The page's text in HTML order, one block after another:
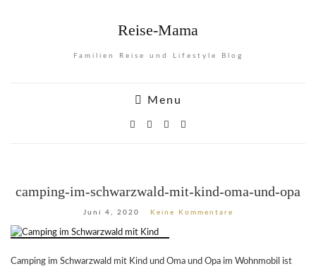
Reise-Mama
Familien Reise und Lifestyle Blog
Menu
camping-im-schwarzwald-mit-kind-oma-und-opa
Juni 4, 2020 Keine Kommentare
Camping im Schwarzwald mit Kind und Oma und Opa im Wohnmobil ist